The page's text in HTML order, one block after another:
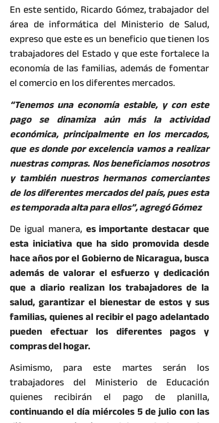
En este sentido, Ricardo Gómez, trabajador del
área de informática del Ministerio de Salud,
expreso que este es un beneficio que tienen los
trabajadores del Estado y que este fortalece la
economía de las familias, además de fomentar
el comercio en los diferentes mercados.
“Tenemos una economía estable, y con este
pago se dinamiza aún más la actividad
económica, principalmente en los mercados,
que es donde por excelencia vamos a realizar
nuestras compras. Nos beneficiamos nosotros
y también nuestros hermanos comerciantes
de los diferentes mercados del país, pues esta
es temporada alta para ellos”, agregó Gómez
De igual manera, es importante destacar que
esta iniciativa que ha sido promovida desde
hace años por el Gobierno de Nicaragua, busca
además de valorar el esfuerzo y dedicación
que a diario realizan los trabajadores de la
salud, garantizar el bienestar de estos y sus
familias, quienes al recibir el pago adelantado
pueden efectuar los diferentes pagos y
compras del hogar.
Asimismo, para este martes serán los
trabajadores del Ministerio de Educación
quienes recibirán el pago de planilla,
continuando el día miércoles 5 de julio con las